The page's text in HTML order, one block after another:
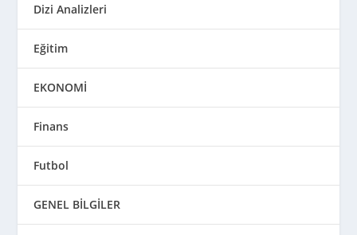
Dizi Analizleri
Eğitim
EKONOMİ
Finans
Futbol
GENEL BİLGİLER